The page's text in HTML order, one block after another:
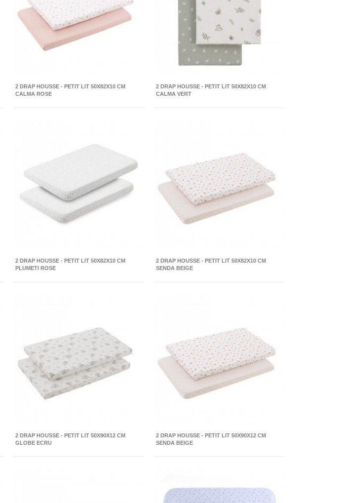
2 DRAP HOUSSE - PETIT LIT 50X82X10 CM
CALMA ROSE
2 DRAP HOUSSE - PETIT LIT 50X82X10 CM
CALMA VERT
2 DRAP HOUSSE - PETIT LIT 50X82X10 CM
PLUMETI ROSE
2 DRAP HOUSSE - PETIT LIT 50X82X10 CM
SENDA BEIGE
2 DRAP HOUSSE - PETIT LIT 50X90X12 CM
GLOBE ECRU
2 DRAP HOUSSE - PETIT LIT 50X90X12 CM
SENDA BEIGE